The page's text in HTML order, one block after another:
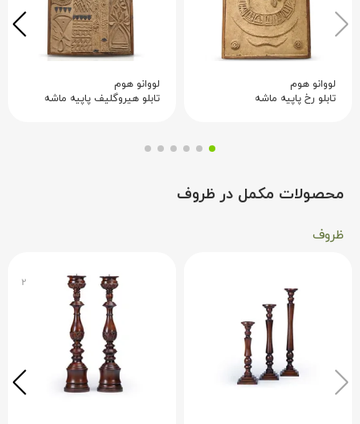
لووانو هوم
تابلو رخ پاپیه ماشه
لووانو هوم
تابلو هیروگلیف پاپیه ماشه
محصولات مکمل در ظروف
ظروف
۲